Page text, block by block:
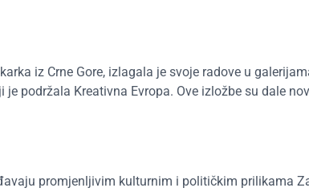
iz Crne Gore, izlagala je svoje radove u
podržala Kreativna Evropa. Ove izložbe su dale
promjenljivim kulturnim i političkim prilikama